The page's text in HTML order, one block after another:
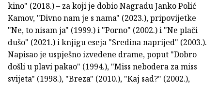
kino" (2018.) – za koji je dobio Nagradu Janko Polić
Kamov, "Divno nam je s nama" (2023.), pripovijetke
"Ne, to nisam ja" (1999.) i "Porno" (2002.) i "Ne plači
dušo" (2021.) i knjigu eseja "Sredina naprijed" (2003.).
Napisao je uspješno izvedene drame, poput "Dobro
došli u plavi pakao" (1994.), "Miss nebodera za miss
svijeta" (1998.), "Breza" (2010.), "Kaj sad?" (2002.),